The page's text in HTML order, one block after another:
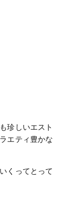
珍しいエスト
エティ豊かな
くってとって